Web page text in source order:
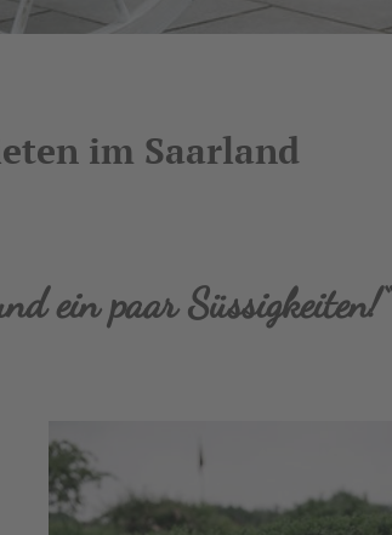
im Saarland
ein paar Süssigkeiten!“